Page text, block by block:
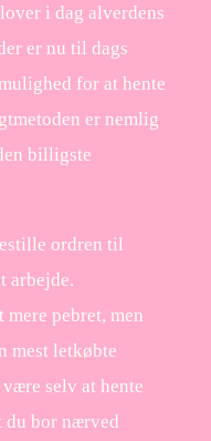
i dag alverdens
er nu til dags
for at hente
er nemlig
billigste
ordren til
arbejde.
pebret, men
mest letkøbte
selv at hente
du bor nærved